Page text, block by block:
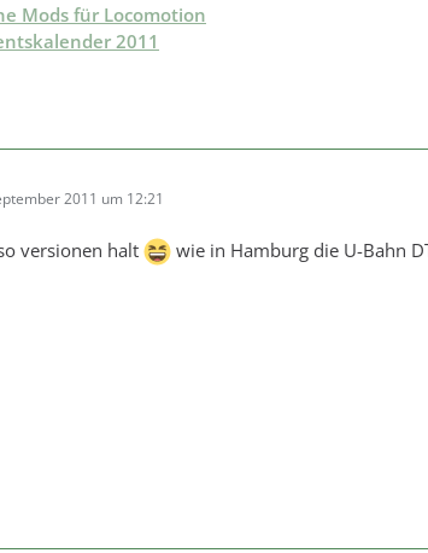
Mods für Locomotion
2011
2011 um 12:21
versionen halt wie in Hamburg die U-Bahn